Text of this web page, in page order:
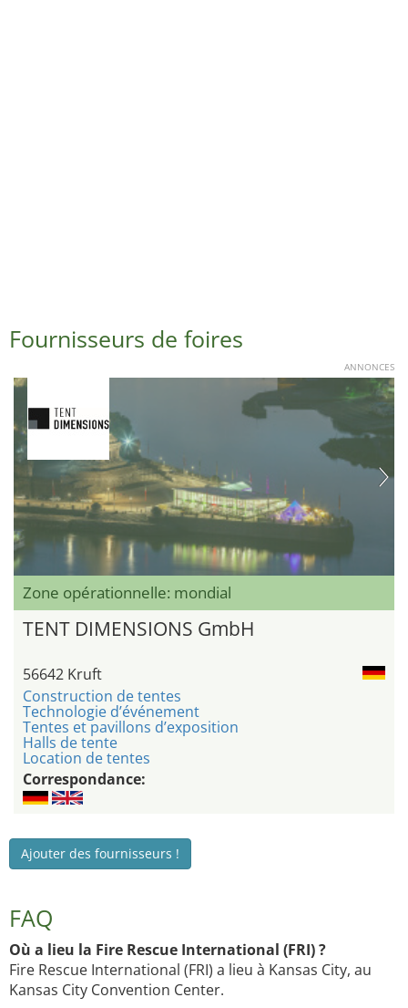
Fournisseurs de foires
ANNONCES
Zone opérationnelle: mondial
TENT DIMENSIONS GmbH
56642 Kruft
Construction de tentes
Technologie d’événement
Tentes et pavillons d’exposition
Halls de tente
Location de tentes
Correspondance:
Ajouter des fournisseurs !
FAQ
Où a lieu la Fire Rescue International (FRI) ?
Fire Rescue International (FRI) a lieu à Kansas City, au
Kansas City Convention Center.